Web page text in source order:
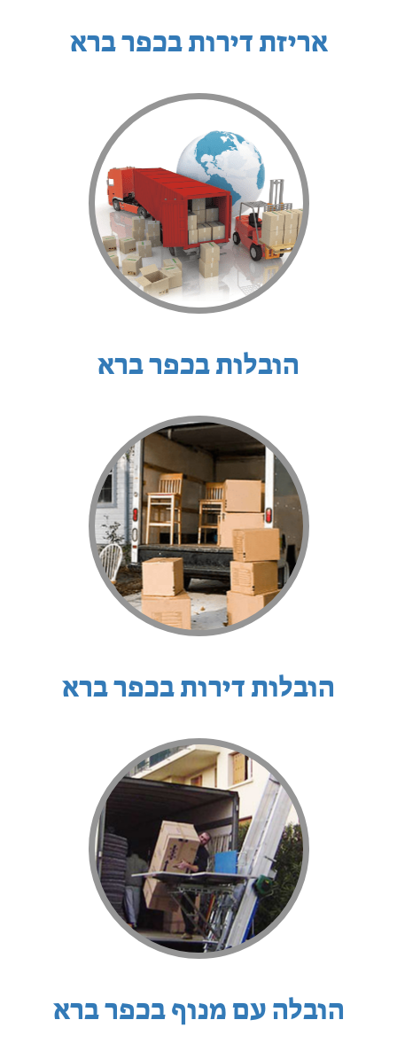
אריזת דירות בכפר ברא
הובלות בכפר ברא
הובלות דירות בכפר ברא
הובלה עם מנוף בכפר ברא